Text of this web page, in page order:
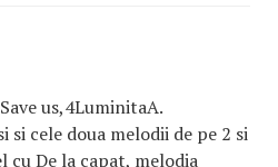
us,4LuminitaA.
si cele doua melodii de pe 2 si
cu De la capat, melodia